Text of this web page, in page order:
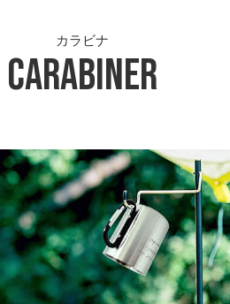
Carabiner
カラビナ